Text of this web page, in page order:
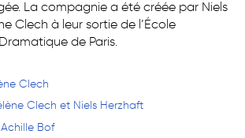
La compagnie a été créée par Niels
Clech à leur sortie de l’École
de Paris.
Clech
Clech et Niels Herzhaft
Achille Bof